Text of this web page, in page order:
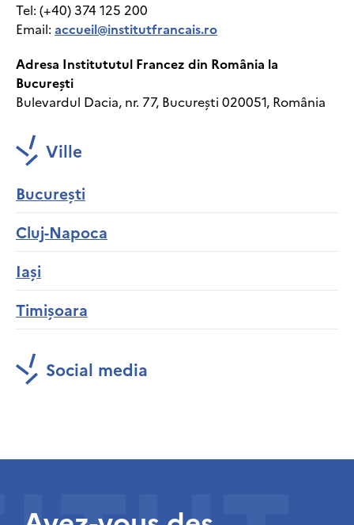
Tel: (+40) 374 125 200
Email: accueil@institutfrancais.ro
Adresa Institututul Francez din România la
București
Bulevardul Dacia, nr. 77, București 020051, România
Ville
București
Cluj-Napoca
Iași
Timișoara
Social media